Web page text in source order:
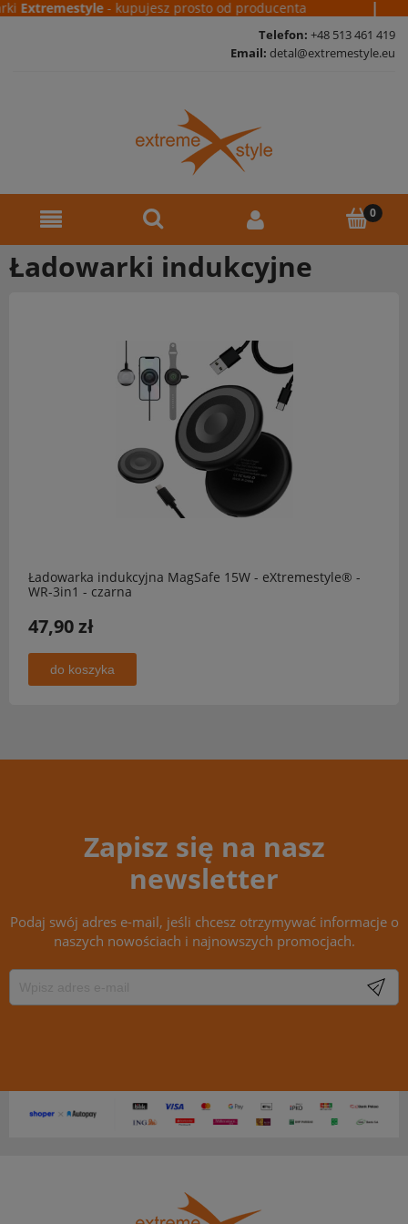
Extremestyle- kupujesz prosto od producenta |
Telefon: +48 513 461 419
Email: detal@extremestyle.eu
Ładowarki indukcyjne
Ładowarka indukcyjna MagSafe 15W - eXtremestyle® -
WR-3in1 - czarna
47,90 zł
do koszyka
Zapisz się na nasz
newsletter
Podaj swój adres e-mail, jeśli chcesz otrzymywać informacje o
naszych nowościach i najnowszych promocjach.